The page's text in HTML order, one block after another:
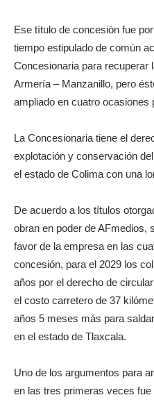
Ese título de concesión fue
tiempo estipulado de común
Concesionaria para recuperar
Armería – Manzanillo, pero
ampliado en cuatro ocasiones
La Concesionaria tiene el
explotación y conservación
el estado de Colima con una
De acuerdo a los títulos
obran en poder de AFmedios,
favor de la empresa en las
concesión, para el 2029 los
años por el derecho de
el costo carretero de 37
años 5 meses más para
en el estado de Tlaxcala.
Uno de los argumentos para
en las tres primeras veces